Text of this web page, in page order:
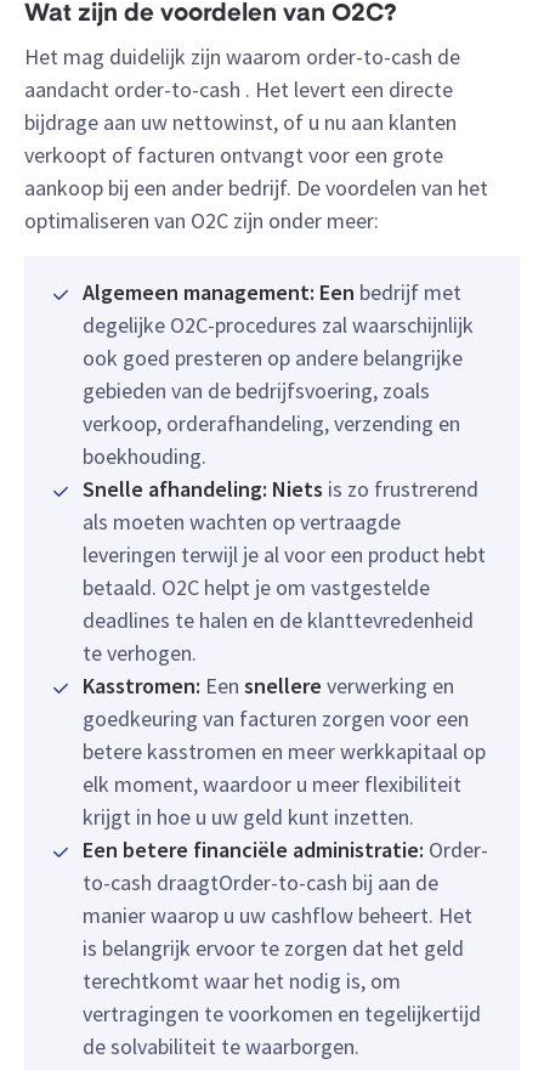
Wat zijn de voordelen van O2C?
Het mag duidelijk zijn waarom order-to-cash de
aandacht order-to-cash . Het levert een directe
bijdrage aan uw nettowinst, of u nu aan klanten
verkoopt of facturen ontvangt voor een grote
aankoop bij een ander bedrijf. De voordelen van het
optimaliseren van O2C zijn onder meer:
Algemeen management: Een bedrijf met
degelijke O2C-procedures zal waarschijnlijk
ook goed presteren op andere belangrijke
gebieden van de bedrijfsvoering, zoals
verkoop, orderafhandeling, verzending en
boekhouding.
Snelle afhandeling: Niets is zo frustrerend
als moeten wachten op vertraagde
leveringen terwijl je al voor een product hebt
betaald. O2C helpt je om vastgestelde
deadlines te halen en de klanttevredenheid
te verhogen.
Kasstromen: Een snellere verwerking en
goedkeuring van facturen zorgen voor een
betere kasstromen en meer werkkapitaal op
elk moment, waardoor u meer flexibiliteit
krijgt in hoe u uw geld kunt inzetten.
Een betere financiële administratie: Order-
to-cash draagtOrder-to-cash bij aan de
manier waarop u uw cashflow beheert. Het
is belangrijk ervoor te zorgen dat het geld
terechtkomt waar het nodig is, om
vertragingen te voorkomen en tegelijkertijd
de solvabiliteit te waarborgen.